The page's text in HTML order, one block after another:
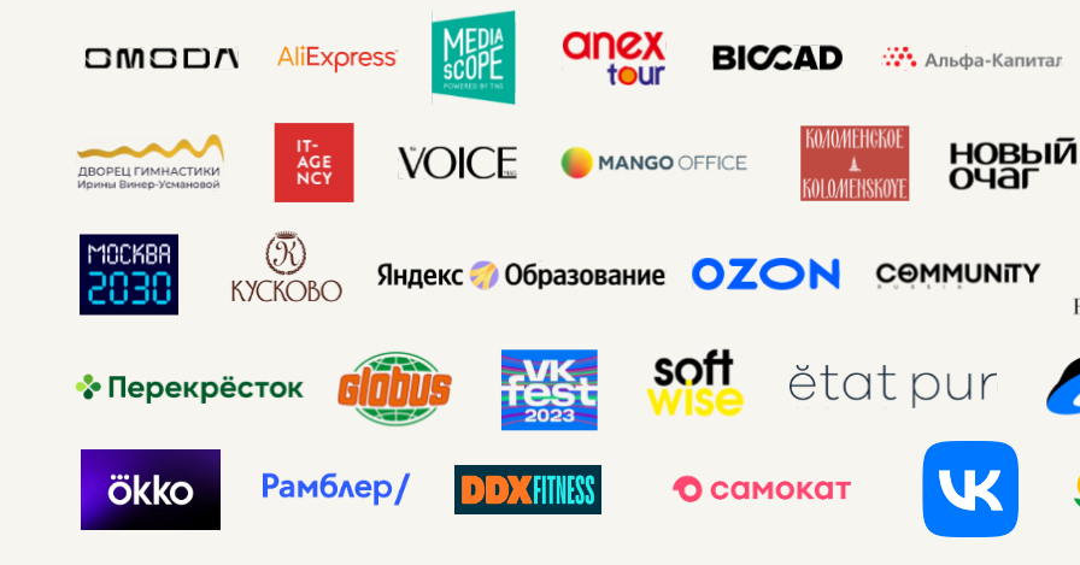
КАТАЛОГ
ГЛИТТЕР-БАР
©2023 ИП ФЕДОСЕЕВА
+7 (903) 519-31-